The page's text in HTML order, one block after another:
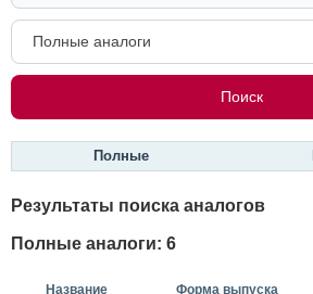
Полные
Результаты поиска аналогов
Полные аналоги: 6
Название Форма выпуска